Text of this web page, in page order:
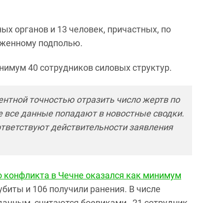
органов и 13 человек, причастных, по
подполью.
40 сотрудников силовых структур.
точностью отразить число жертв по
данные попадают в новостные сводки.
действительности заявления
в Чечне оказался как минимум
и 106 получили ранения. В числе